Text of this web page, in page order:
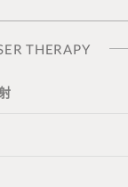
THERAPY